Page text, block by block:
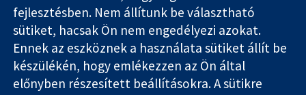
Hiteles
bizonyíték.
Tájékozott
döntés.
Jobb egészség
London
W1G 0AN
Egyesült
Királyság
Sajtóosztály
Rólunk
Állások
Cochrane
Library
fejlesztésben. Nem állítunk be választható
sütiket, hacsak Ön nem engedélyezi azokat.
Ennek az eszköznek a használata sütiket állít be
készülékén, hogy emlékezzen az Ön által
előnyben részesített beállításokra. A sütikre